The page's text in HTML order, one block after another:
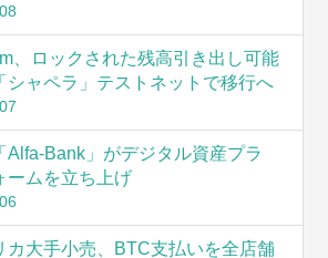
、ロックされた残高引き出し可能
シャペラ」テストネットで移行へ
Alfa-Bank」がデジタル資産プラ
ームを立ち上げ
カ大手小売、BTC支払いを全店舗